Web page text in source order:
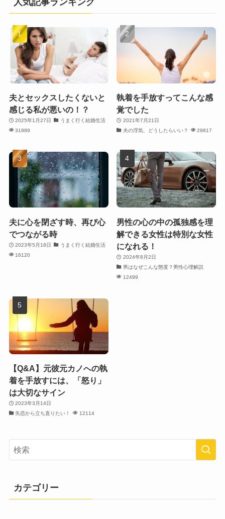
人気記事ランキング
夫とセックスしたくないと
感じる私が悪いの！？
2025年1月27日
うまく行く結婚生活
31989
執着を手放すってこんな感
覚でした
2021年7月21日
夫の浮気、どうしたらいい？
29817
夫に心を閉ざす時、再び心
でつながる時
2023年5月18日
うまく行く結婚生活
16120
男性の心の中の孤独感を理
解できる女性は特別な女性
になれる！
2024年8月2日
男はなぜこんな態度？男性心理解説
12499
【Q&A】元彼元カノへの執
着を手放すには、「怒り」
は大切なサイン
2023年3月14日
失恋から立ち直りたい！
12114
カテゴリー